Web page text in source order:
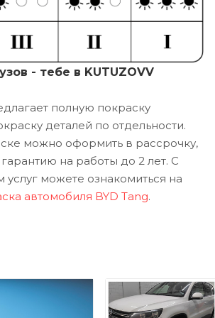
- тебе в KUTUZOVV
полную покраску
деталей по отдельности.
можно оформить в рассрочку,
на работы до 2 лет. С
можете ознакомиться на
автомобиля BYD Tang.